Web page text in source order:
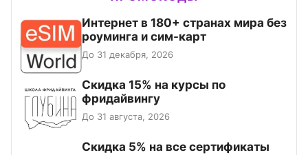
Интернет в 180+ странах мира без
роуминга и сим-карт
До 31 декабря, 2026
Скидка 15% на курсы по
фридайвингу
До 31 августа, 2026
Скидка 5% на все сертификаты